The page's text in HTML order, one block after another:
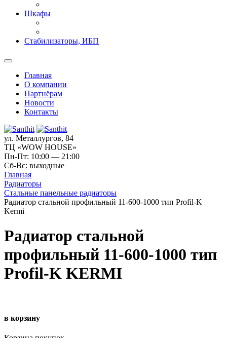
Шкафы
Стабилизаторы, ИБП
Главная
О компании
Партнёрам
Новости
Контакты
ул. Металлургов, 84
ТЦ «WOW HOUSE»
Пн-Пт: 10:00 — 21:00
Сб-Вс: выходные
Главная
Радиаторы
Стальные панельные радиаторы
Радиатор стальной профильный 11-600-1000 тип Profil-K
Kermi
Радиатор стальной
профильный 11-600-1000 тип
Profil-K KERMI
в корзину